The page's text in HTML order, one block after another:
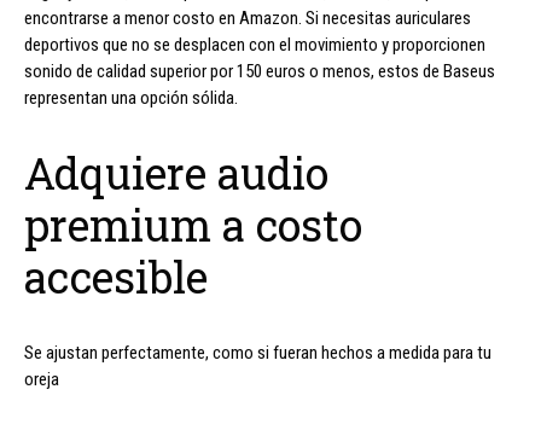
encontrarse a menor costo en Amazon. Si necesitas auriculares
deportivos que no se desplacen con el movimiento y proporcionen
sonido de calidad superior por 150 euros o menos, estos de Baseus
representan una opción sólida.
Adquiere audio
premium a costo
accesible
Se ajustan perfectamente, como si fueran hechos a medida para tu
oreja